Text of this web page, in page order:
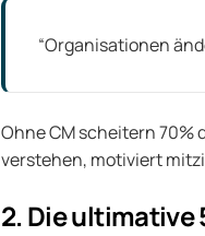
“Organisationen
Ohne CM scheitern 70%
verstehen, motiviert
2. Die